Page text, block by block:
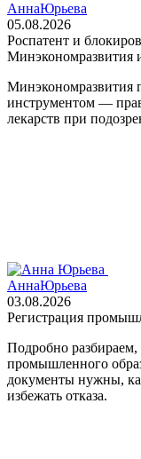
АннаЮрьева
05.08.2026
Роспатент и
Минэкономразвития
Минэкономразвития
инструментом —
лекарств при
АннаЮрьева
03.08.2026
Регистрация
Подробно разбираем,
промышленного
документы нужны,
избежать отказа.